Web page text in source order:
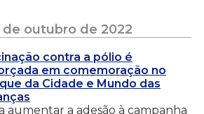
de outubro de 2022
contra a pólio é
em comemoração no
da Cidade e Mundo das
aumentar a adesão à campanha